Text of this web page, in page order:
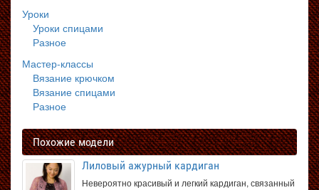
Уроки
Уроки спицами
Разное
Мастер-классы
Вязание крючком
Вязание спицами
Разное
Похожие модели
Лиловый ажурный кардиган
Невероятно красивый и легкий кардиган, связанный